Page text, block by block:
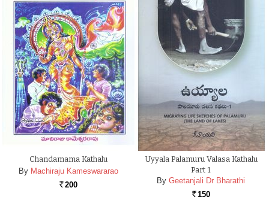
Chandamama Kathalu
By Machiraju Kameswararao
Rs. 200
Uyyala Palamuru Valasa Kathalu
Part 1
By Geetanjali Dr Bharathi
Rs. 150